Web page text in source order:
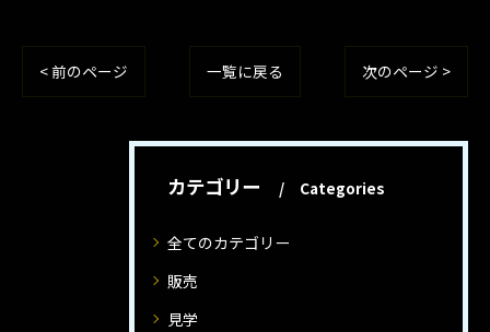
< 前のページ 一覧に戻る 次のページ >
カテゴリー Categories
全てのカテゴリー
販売
見学